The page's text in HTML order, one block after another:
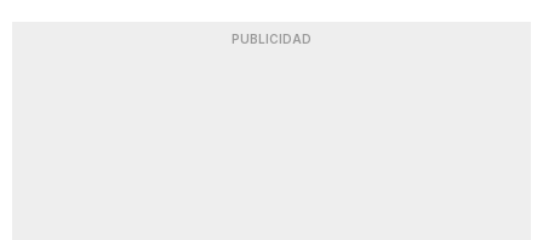
PUBLICIDAD